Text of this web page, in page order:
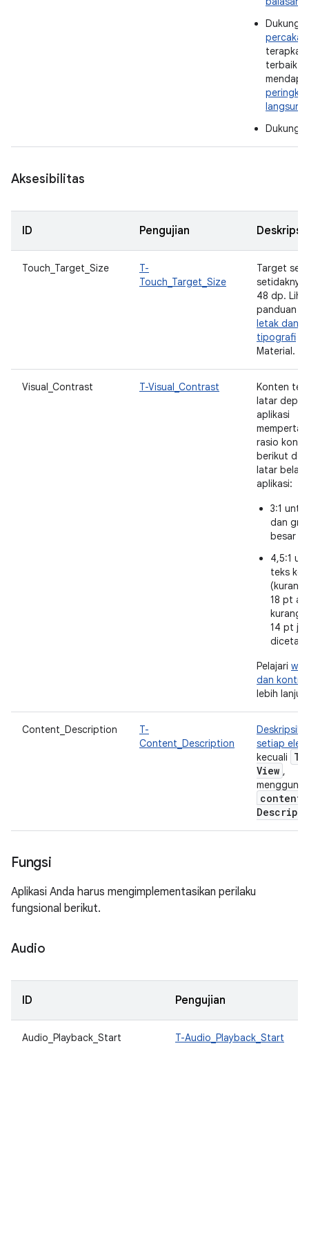
Dukung
terbaik
Dukung
Aksesibilitas
ID Pengujian Deskripsi
Touch_Target_Size
T-
Touch_Target_Size
Target
setidaknya
48 dp.
panduan
letak dan
tipografi
Material.
Visual_Contrast T-Visual_Contrast
Konten
latar depan
aplikasi
rasio
berikut
latar
aplikasi:
3:1
dan
besar
4,5:1
teks
(kurang
18 pt
kurang
14 pt
dicetak
Pelajari
dan
lebih lanjut.
Content_Description
T-
Content_Description
setiap
kecuali
View ,
content
Fungsi
Aplikasi Anda harus mengimplementasikan perilaku
fungsional berikut.
Audio
ID Pengujian
Audio_Playback_Start T-Audio_Playback_Start